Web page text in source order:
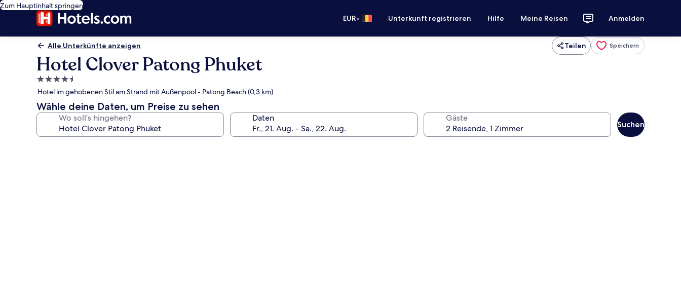
Zum Hauptinhalt springen
EUR• Unterkunft registrieren Hilfe Meine Reisen Anmelden
Alle Unterkünfte anzeigen Teilen Speichern
Hotel Clover Patong Phuket
4.5-
Sterne-
Unterkunft
Hotel im gehobenen Stil am Strand mit Außenpool - Patong Beach (0,3 km)
Wähle deine Daten, um Preise zu sehen
Wo soll’s hingehen? Daten Gäste
Suchen